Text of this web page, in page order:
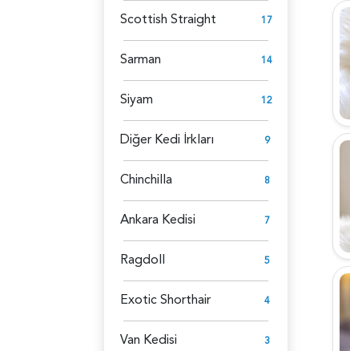
Scottish Straight 17
Sarman 14
Siyam 12
Diğer Kedi İrkları 9
Chinchilla 8
Ankara Kedisi 7
Ragdoll 5
Exotic Shorthair 4
Van Kedisi 3